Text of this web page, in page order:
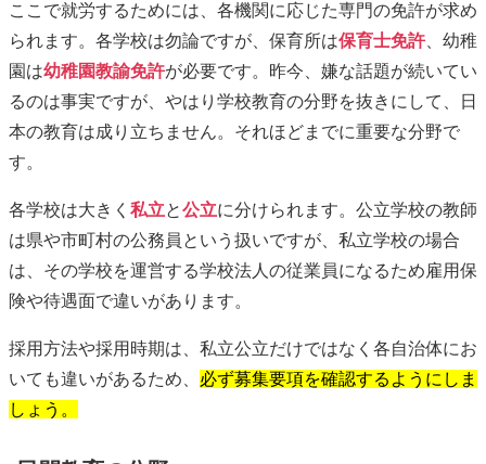
ここで就労するためには、各機関に応じた専門の免許が求め
られます。各学校は勿論ですが、保育所は保育士免許、幼稚
園は幼稚園教諭免許が必要です。昨今、嫌な話題が続いてい
るのは事実ですが、やはり学校教育の分野を抜きにして、日
本の教育は成り立ちません。それほどまでに重要な分野で
す。
各学校は大きく 私立と公立に分けられます。公立学校の教師
は県や市町村の公務員という扱いですが、私立学校の場合
は、その学校を運営する学校法人の従業員になるため雇用保
険や待遇面で違いがあります。
採用方法や採用時期は、私立公立だけではなく各自治体にお
いても違いがあるため、 必ず募集要項を確認するようにしま
しょう。